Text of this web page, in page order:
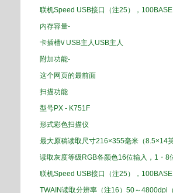
联机Speed USB接口 （注25） ，100BASE
内存容量-
卡插槽\/USB主人 USB主人
附加功能-
这个网页的最前面
扫描功能
型号PX-K751 F
形式彩色扫描仪
最大原稿读取尺寸216×355毫米（8.5×14
读取灰度等级 RGB各颜色16位输入 ，1 ・ 8
联机Speed USB接口 （注25） ，100BASE
TWAIN读取分辨率（注16 ） 50～4800dpi